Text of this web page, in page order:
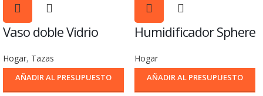
Vaso doble Vidrio
Hogar, Tazas
AÑADIR AL PRESUPUESTO
Humidificador Sphere
Hogar
AÑADIR AL PRESUPUESTO